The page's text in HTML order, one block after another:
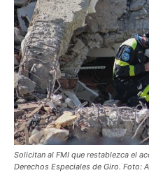
Solicitan al FMI que restablezca el
Derechos Especiales de Giro. Foto: